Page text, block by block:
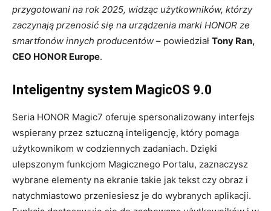
przygotowani na rok 2025, widząc użytkowników, którzy
zaczynają przenosić się na urządzenia marki HONOR ze
smartfonów innych producentów – powiedział Tony Ran,
CEO HONOR Europe.
Inteligentny system MagicOS 9.0
Seria HONOR Magic7 oferuje spersonalizowany interfejs
wspierany przez sztuczną inteligencję, który pomaga
użytkownikom w codziennych zadaniach. Dzięki
ulepszonym funkcjom Magicznego Portalu, zaznaczysz
wybrane elementy na ekranie takie jak tekst czy obraz i
natychmiastowo przeniesiesz je do wybranych aplikacji.